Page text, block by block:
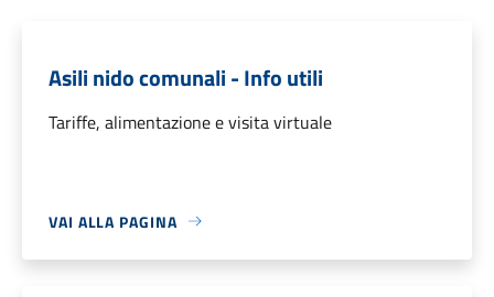
Asili nido comunali - Info utili
Tariffe, alimentazione e visita virtuale
VAI ALLA PAGINA